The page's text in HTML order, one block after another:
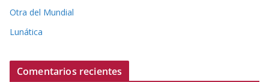
Otra del Mundial
Lunática
Comentarios recientes